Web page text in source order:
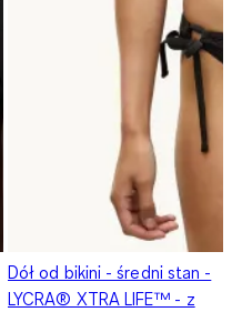
Dół od bikini - średni stan -
LYCRA® XTRA LIFE™ - z